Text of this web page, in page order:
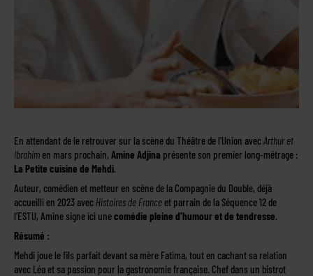
En attendant de le retrouver sur la scène du Théâtre de l’Union avecArthur et
Ibrahim en mars prochain, Amine Adjina présente son premier long-métrage :
La Petite cuisine de Mehdi.
Auteur, comédien et metteur en scène de la Compagnie du Double, déjà
accueilli en 2023 avec Histoires de France et parrain de la Séquence 12 de
l’ESTU, Amine signe ici unecomédie pleine d’humour et de tendresse.
Résumé :
Mehdi joue le fils parfait devant sa mère Fatima, tout en cachant sa relation
avec Léa et sa passion pour la gastronomie française. Chef dans un bistrot